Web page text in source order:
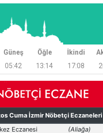
Samsun Atakum’da
Türkiye’de insanlar dinle
Güneş Öğle İkindi
05:42 13:14 17:08